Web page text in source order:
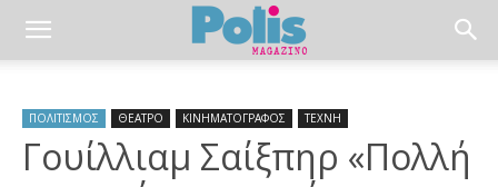
ΠΟΛΙΤΙΣΜΟΣ ΘΕΑΤΡΟ ΚΙΝΗΜΑΤΟΓΡΑΦΟΣ ΤΕΧΝΗ
Γουίλλιαμ Σαίξπηρ «Πολλή